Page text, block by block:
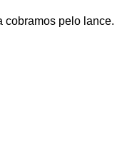
cobramos pelo lance.